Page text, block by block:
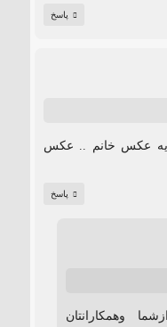
پاسخ
یه عکس خانم .. عکس
پاسخ
وهمکارانتان